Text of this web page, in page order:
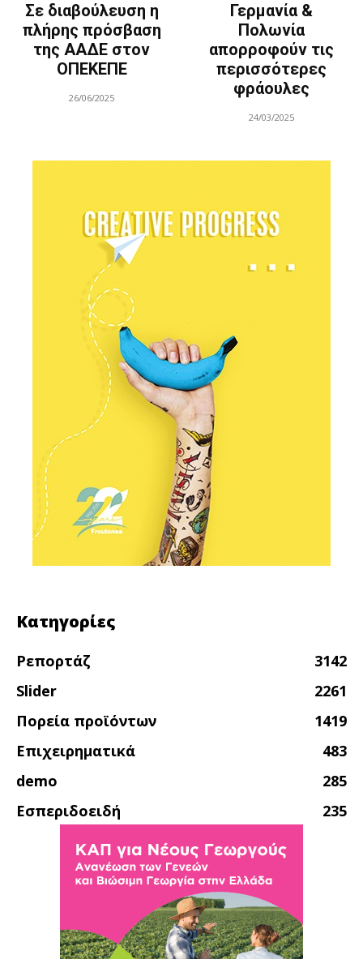
Σε διαβούλευση η
πλήρης πρόσβαση
της ΑΑΔΕ στον
ΟΠΕΚΕΠΕ
26/06/2025
Γερμανία &
Πολωνία
απορροφούν τις
περισσότερες
φράουλες
24/03/2025
Κατηγορίες
Ρεπορτάζ
3142
Slider
2261
Πορεία προϊόντων
1419
Επιχειρηματικά
483
demo
285
Εσπεριδοειδή
235